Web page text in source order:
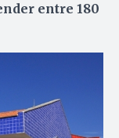
entre 180